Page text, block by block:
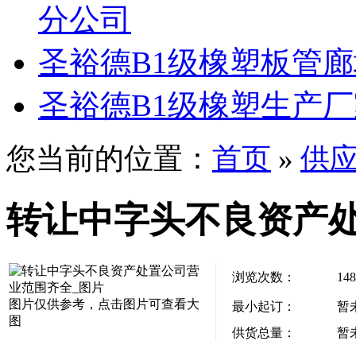
分公司
圣裕德B1级橡塑板管
圣裕德B1级橡塑生产
您当前的位置： 首页 » 供
转让中字头不良资产
图片仅供参考，点击图片可查看大
图
浏览次数： 148
最小起订：
暂
供货总量：
暂